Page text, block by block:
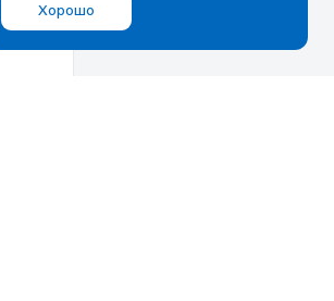
Хорошо